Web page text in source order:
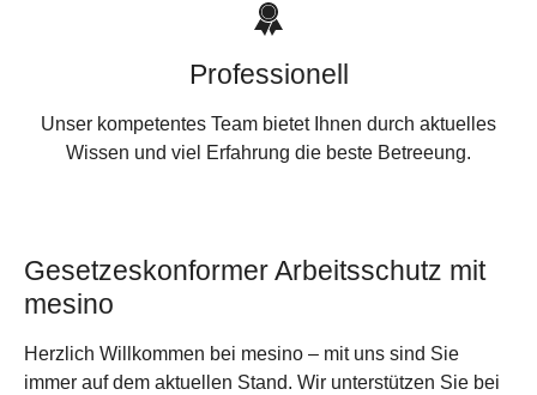
Professionell
Unser kompetentes Team bietet Ihnen durch aktuelles
Wissen und viel Erfahrung die beste Betreeung.
Gesetzeskonformer Arbeitsschutz mit
mesino
Herzlich Willkommen bei mesino – mit uns sind Sie
immer auf dem aktuellen Stand. Wir unterstützen Sie bei